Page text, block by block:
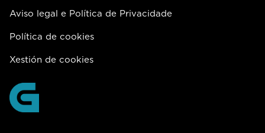
Aviso legal e Política de Privacidade
Política de cookies
Xestión de cookies